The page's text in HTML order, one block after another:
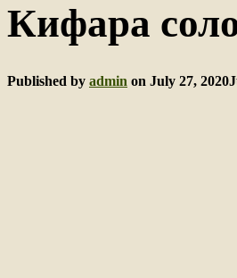
Кифара
Published by admin on July 27, 2020